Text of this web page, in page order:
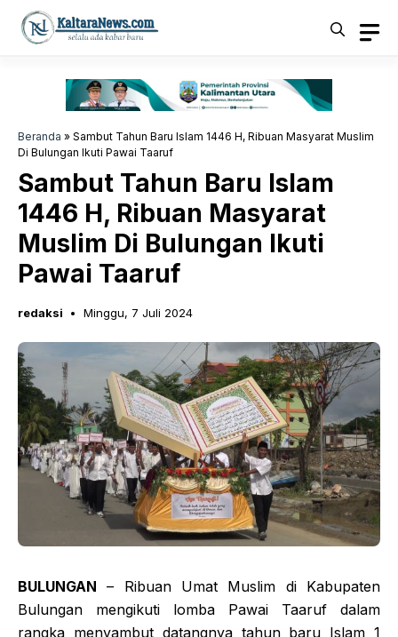
Langsung
Beranda » Sambut Tahun Baru Islam 1446 H, Ribuan Masyarat Muslim
Di Bulungan Ikuti Pawai Taaruf
Sambut Tahun Baru Islam
1446 H, Ribuan Masyarat
Muslim Di Bulungan Ikuti
Pawai Taaruf
redaksi Minggu, 7 Juli 2024
BULUNGAN – Ribuan Umat Muslim di Kabupaten
Bulungan mengikuti lomba Pawai Taaruf dalam
rangka menyambut datangnya tahun baru Islam 1